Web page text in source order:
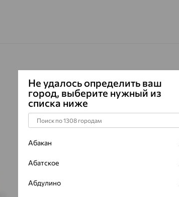
64%
Не удалось определить ваш
город, выберите нужный из
списка ниже
Абакан
Абатское
Абдулино